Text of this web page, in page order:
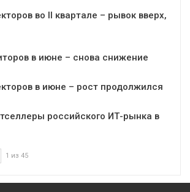
во II квартале – рывок вверх,
в июне – снова снижение
в июне – рост продолжился
российского ИТ-рынка в
1 из 45